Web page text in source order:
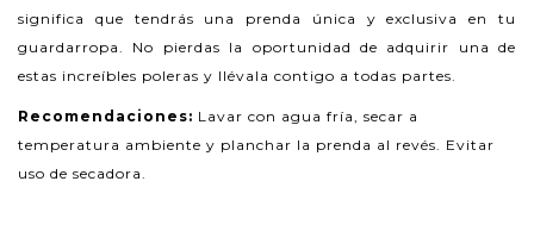
significa que tendrás una prenda única y exclusiva en tu
guardarropa. No pierdas la oportunidad de adquirir una de
estas increíbles poleras y llévala contigo a todas partes.
Recomendaciones: Lavar con agua fría, secar a
temperatura ambiente y planchar la prenda al revés. Evitar
uso de secadora.